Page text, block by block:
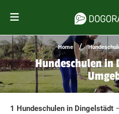
Home /
Hundeschulen in
1 Hundeschulen in Dingelstädt